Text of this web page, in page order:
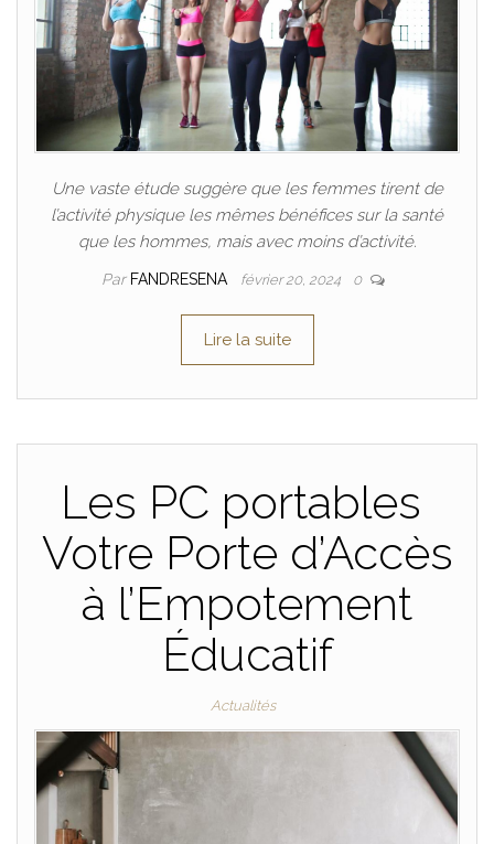
Une vaste étude suggère que les femmes tirent de
l’activité physique les mêmes bénéfices sur la santé
que les hommes, mais avec moins d’activité.
Par FANDRESENA février 20, 2024 0
Lire la suite
Les PC portables
Votre Porte d’Accès
à l’Empotement
Éducatif
Actualités